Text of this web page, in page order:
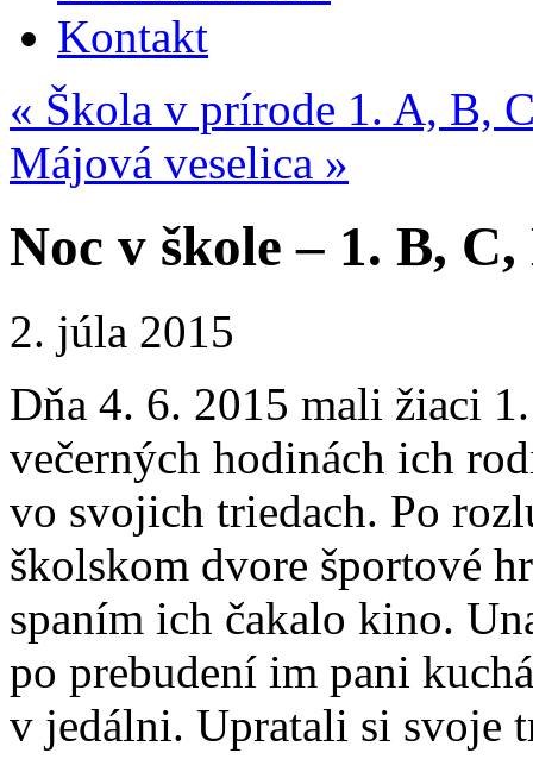
Kontakt
« Škola v prírode 1. A, B,
Májová veselica »
Noc v škole – 1. B, C,
2. júla 2015
Dňa 4. 6. 2015 mali žiaci
večerných hodinách ich
vo svojich triedach. Po
školskom dvore športové
spaním ich čakalo kino.
po prebudení im pani
v jedálni. Upratali si svoje